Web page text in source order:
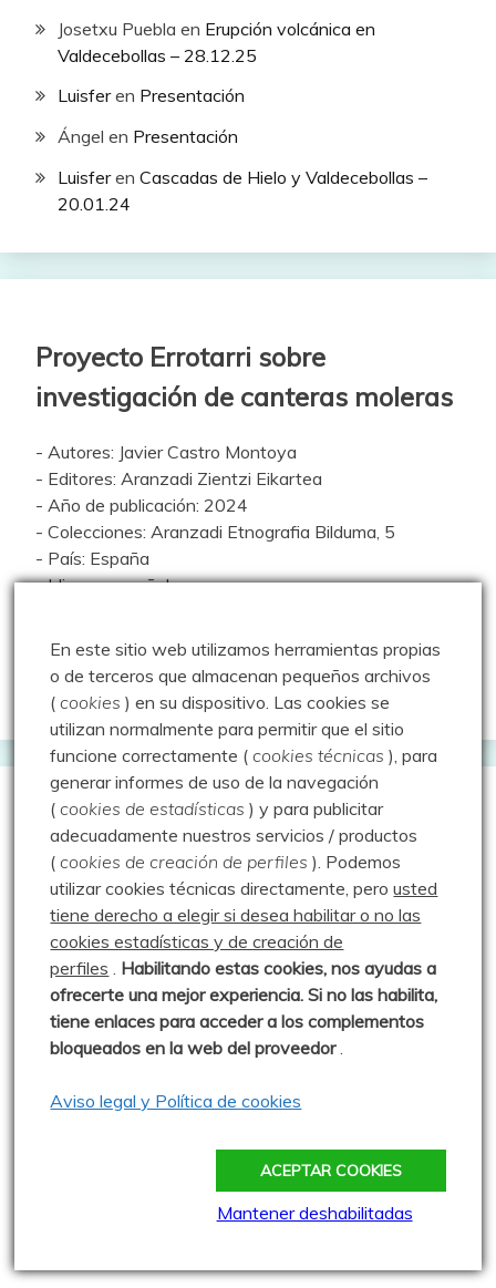
Josetxu Puebla en Erupción volcánica en
Valdecebollas – 28.12.25
Luisferen Presentación
Ángel en Presentación
Luisferen Cascadas de Hielo y Valdecebollas –
20.01.24
Proyecto Errotarri sobre
investigación de canteras moleras
- Autores: Javier Castro Montoya
- Editores: Aranzadi Zientzi Eikartea
- Año de publicación: 2024
- Colecciones: Aranzadi Etnografia Bilduma, 5
- País: España
- Idioma: español
Geocacheando
Aire libre y tecnología
Cache Face
Comepiedras geocaching blog
Geoardilla
Geocaching portugués
Vacaché: Las rutas de MJ y Javi
En este sitio web utilizamos herramientas propias
o de terceros que almacenan pequeños archivos
(cookies ) en su dispositivo. Las cookies se
utilizan normalmente para permitir que el sitio
funcione correctamente (cookies técnicas ), para
generar informes de uso de la navegación
(cookies de estadísticas ) y para publicitar
adecuadamente nuestros servicios / productos
(cookies de creación de perfiles ). Podemos
utilizar cookies técnicas directamente, perousted
tiene derecho a elegir si desea habilitar o no las
cookies estadísticas y de creación de
perfiles . Habilitando estas cookies, nos ayudas a
ofrecerte una mejor experiencia. Si no las habilita,
tiene enlaces para acceder a los complementos
bloqueados en la web del proveedor.
Aviso legal y Política de cookies
ACEPTAR COOKIES
Mantener deshabilitadas